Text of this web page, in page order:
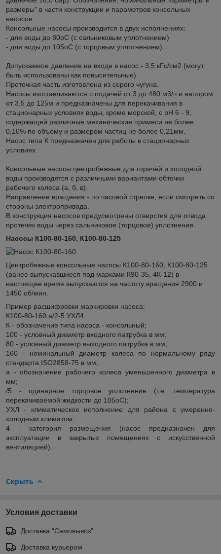
размеры" в части кoнструкции и параметров консольных
насосов.
Консольные насосы производится в двух исполнениях:
- для воды до 80оС (с сальниковым уплотнением)
- для воды до 105оС (с торцовым уплотнением).
Допускаемое давление на входе в насос - 3,5 кГс/см2 (могут
быть использованы как повысительные).
Проточная часть изготовлена из серого чугуна.
Насосы изготавливаются с подачей от 3 до 480 м3/ч и напором
от 3,5 до 125м и предназначены для перекачивания в
стационарных условиях воды, кроме морской, с рН 6 - 9,
содержащей различные механические примеси не более
0,10% по объему и размером частиц не более 0,21мм.
Насос типа К предназначен для работы в стационарных
условиях.
Консольные насосы центробежные для горячей и холодной
воды производятся с различными вариантами обточки
рабочего колеса (а, б, в).
Направление вращения - по часовой стрелке, если смотреть со
стороны электропривода.
В конструкция насосов предусмотрены отверстия для отвода
протечек воды через сальниковое (торцовое) уплотнение.
Насосы К100-80-160, К100-80-125
Центробежные консольные насосы К100-80-160, К100-80-125
(рaнее выпускавшиеся под марками К90-35, 4К-12) в
настоящее время выпускаются на частоту вращения 2900 и
1450 об/мин.
Пример расшифровки маркировки насоса:
К100-80-160 а/2-5 УХЛ4:
К - обозначение типа насоса - консольный;
100 - условный диаметр входного патрубка в мм;
80 - условный диаметр выходного патрубка в мм;
160 - номинальный диаметр колеса по нормальному ряду
стандарта ISO2858-75 в мм;
а - обозначение рабочего колеса уменьшенного диаметра в
мм;
/5 - одинарное торцовое уплотнение (т.е. температура
перекачиваемой жидкости до 105оС);
УХЛ - климатическое исполнение для района с умеренно-
холодным климатом;
4 - категория размещения (насос предназначен для
эксплуатации в закрытых помещениях с искусственной
вентиляцией).
Скрыть
Условия доставки
Доставка "Самовывоз"
Доставка курьером